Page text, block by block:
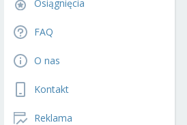
Osiągnięcia
FAQ
O nas
Kontakt
Reklama